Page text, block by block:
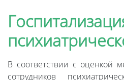
В соответствии с оценкой
сотрудников